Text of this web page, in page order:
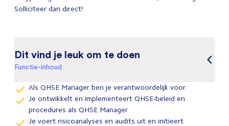
Solliciteer dan direct!
Dit vind je leuk om te doen
Functie-inhoud
Als QHSE Manager ben je verantwoordelijk voor
Je ontwikkelt en implementeert QHSE-beleid en
procedures als QHSE Manager
Je voert risicoanalyses en audits uit en initieert